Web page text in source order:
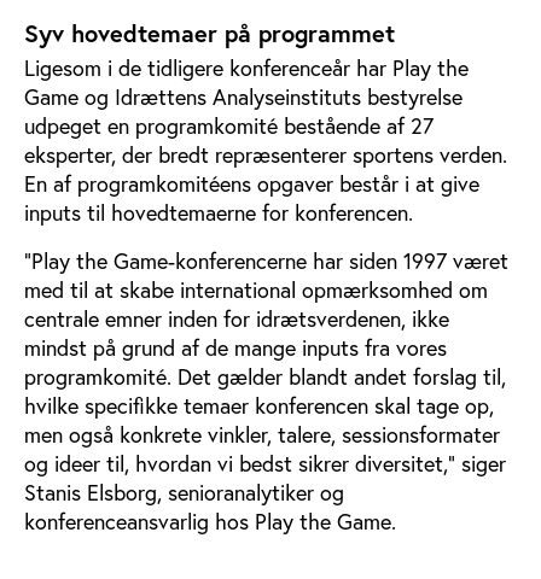
Syv hovedtemaer på programmet
Ligesom i de tidligere konferenceår har Play the
Game og Idrættens Analyseinstituts bestyrelse
udpeget en programkomité bestående af 27
eksperter, der bredt repræsenterer sportens verden.
En af programkomitéens opgaver består i at give
inputs til hovedtemaerne for konferencen.
"Play the Game-konferencerne har siden 1997 været
med til at skabe international opmærksomhed om
centrale emner inden for idrætsverdenen, ikke
mindst på grund af de mange inputs fra vores
programkomité. Det gælder blandt andet forslag til,
hvilke specifikke temaer konferencen skal tage op,
men også konkrete vinkler, talere, sessionsformater
og ideer til, hvordan vi bedst sikrer diversitet," siger
Stanis Elsborg, senioranalytiker og
konferenceansvarlig hos Play the Game.